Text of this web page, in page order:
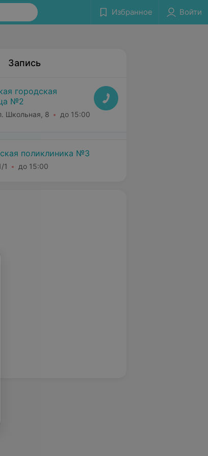
Избранное Войти
Запись
городская
№2
Школьная, 8 до 15:00
поликлиника №3
1 до 15:00